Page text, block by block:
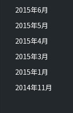
2015年6月
2015年5月
2015年4月
2015年3月
2015年1月
2014年11月